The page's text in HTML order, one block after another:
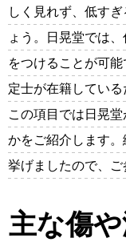
しく見れず、低す
ょう。日晃堂では
をつけることが可
定士が在籍している
この項目では日晃
かをご紹介します
挙げましたので、ご
主な傷